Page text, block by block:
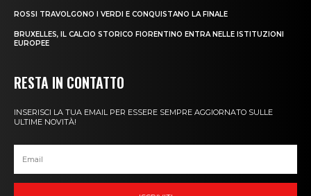
ROSSI TRAVOLGONO I VERDI E CONQUISTANO LA FINALE
BRUXELLES, IL CALCIO STORICO FIORENTINO ENTRA NELLE ISTITUZIONI
EUROPEE
RESTA IN CONTATTO
INSERISCI LA TUA EMAIL PER ESSERE SEMPRE AGGIORNATO SULLE
ULTIME NOVITÀ!